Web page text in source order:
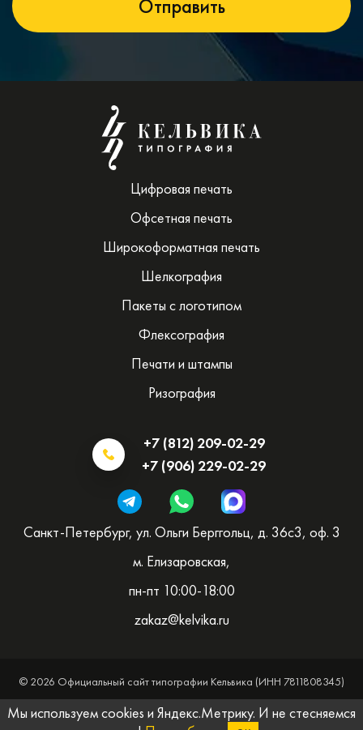
Цифровая печать
Офсетная печать
Широкоформатная печать
Шелкография
Пакеты с логотипом
Флексография
Печати и штампы
Ризография
+7 (812) 209-02-29
+7 (906) 229-02-29
Санкт-Петербург, ул. Ольги Берггольц, д. 36с3, оф. 3
м. Елизаровская,
пн-пт 10:00-18:00
zakaz@kelvika.ru
© 2026 Официальный сайт типографии Кельвика (ИНН 7811808345)
Мы используем cookies и Яндекс.Метрику. И не стесняемся